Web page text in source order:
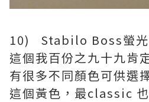
10) Stabilo Boss螢
這個我百份之九十九肯
有很多不同顏色可供選
這個黃色，最classic